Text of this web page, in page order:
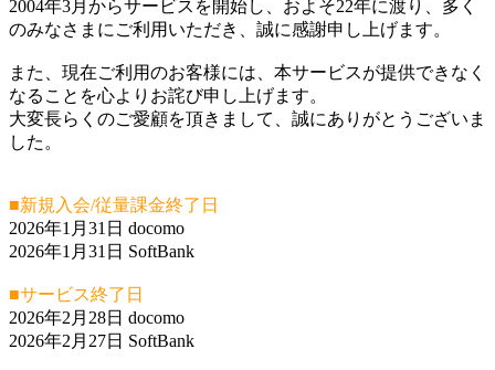
2004年3月からサービスを開始し、およそ22年に渡り、多く
のみなさまにご利用いただき、誠に感謝申し上げます。
また、現在ご利用のお客様には、本サービスが提供できなく
なることを心よりお詫び申し上げます。
大変長らくのご愛顧を頂きまして、誠にありがとうございま
した。
■新規入会/従量課金終了日
2026年1月31日 docomo
2026年1月31日 SoftBank
■サービス終了日
2026年2月28日 docomo
2026年2月27日 SoftBank